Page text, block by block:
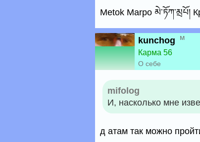
Metok Marpo མེ་ཏོཀ་མྲཔོ།
kunchog
м
Карма 56
О себе
mifolog
И, насколько мне
д атам так можно